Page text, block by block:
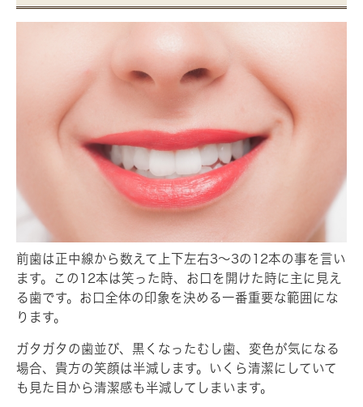
前歯は正中線から数えて上下左右3～3の12本の事を言い
ます。この12本は笑った時、お口を開けた時に主に見え
る歯です。お口全体の印象を決める一番重要な範囲にな
ります。
ガタガタの歯並び、黒くなったむし歯、変色が気になる
場合、貴方の笑顔は半減します。いくら清潔にしていて
も見た目から清潔感も半減してしまいます。